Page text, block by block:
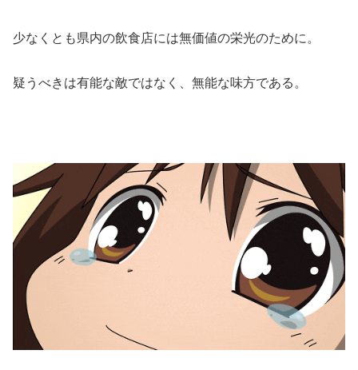
少なくとも県内の飲食店には無価値の栄光のために。
疑うべきは有能な敵ではなく、無能な味方である。